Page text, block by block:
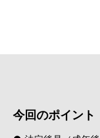
今回のポイント